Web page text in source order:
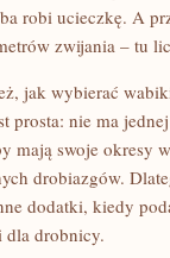
robi ucieczkę. A
zwijania – tu
jak wybierać
prosta: nie ma
mają swoje okresy
drobiazgów.
dodatki, kiedy
dla drobnicy.